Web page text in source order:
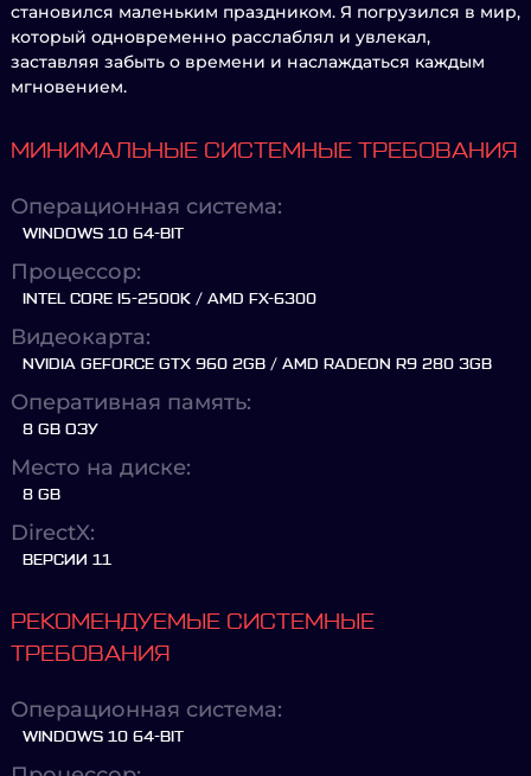
становился маленьким праздником. Я погрузился в мир,
который одновременно расслаблял и увлекал,
заставляя забыть о времени и наслаждаться каждым
мгновением.
МИНИМАЛЬНЫЕ СИСТЕМНЫЕ ТРЕБОВАНИЯ
Операционная система:
WINDOWS 10 64-BIT
Процессор:
INTEL CORE I5-2500K / AMD FX-6300
Видеокарта:
NVIDIA GEFORCE GTX 960 2GB / AMD RADEON R9 280 3GB
Оперативная память:
8 GB ОЗУ
Место на диске:
8 GB
DirectX:
ВЕРСИИ 11
РЕКОМЕНДУЕМЫЕ СИСТЕМНЫЕ
ТРЕБОВАНИЯ
Операционная система:
WINDOWS 10 64-BIT